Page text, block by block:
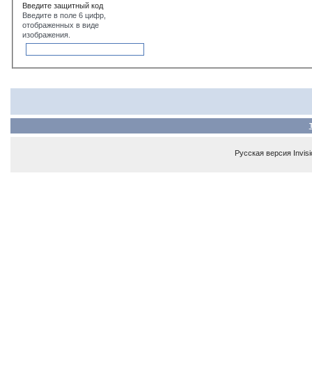
Введите защитный код
Введите в поле 6 цифр,
отображенных в виде
изображения.
Русская версия